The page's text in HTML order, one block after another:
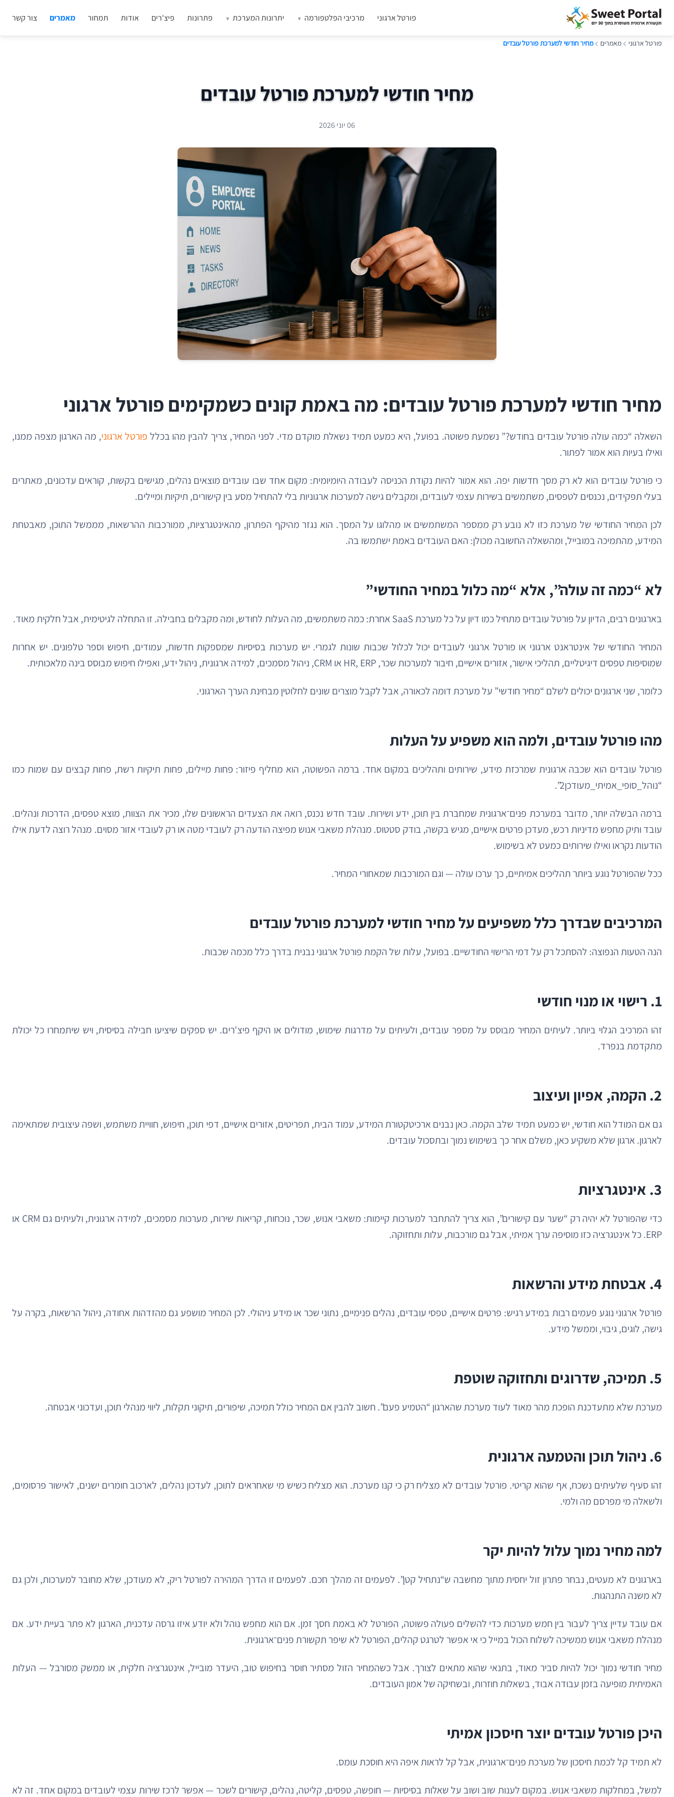
פורטל ארגוני מרכיבי הפלטפורמה יתרונות המערכת פתרונות פיצ'רים אודות תמחור מאמרים צור קשר
פורטל ארגוני מאמרים מחיר חודשי למערכת פורטל עובדים
מחיר חודשי למערכת פורטל עובדים
06 יוני 2026
מחיר חודשי למערכת פורטל עובדים: מה באמת קונים כשמקימים פורטל ארגוני
השאלה “כמה עולה פורטל עובדים בחודש?” נשמעת פשוטה. בפועל, היא כמעט תמיד נשאלת מוקדם מדי. לפני המחיר, צריך להבין מהו בכלל פורטל ארגוני, מה הארגון מצפה ממנו,
ואילו בעיות הוא אמור לפתור.
כי פורטל עובדים הוא לא רק מסך חדשות יפה. הוא אמור להיות נקודת הכניסה לעבודה היומיומית: מקום אחד שבו עובדים מוצאים נהלים, מגישים בקשות, קוראים עדכונים, מאתרים
בעלי תפקידים, נכנסים לטפסים, משתמשים בשירות עצמי לעובדים, ומקבלים גישה למערכות ארגוניות בלי להתחיל מסע בין קישורים, תיקיות ומיילים.
לכן המחיר החודשי של מערכת כזו לא נובע רק ממספר המשתמשים או מהלוגו על המסך. הוא נגזר מהיקף הפתרון, מהאינטגרציות, ממורכבות ההרשאות, מממשל התוכן, מאבטחת
המידע, מהתמיכה במובייל, ומהשאלה החשובה מכולן: האם העובדים באמת ישתמשו בה.
לא “כמה זה עולה”, אלא “מה כלול במחיר החודשי”
בארגונים רבים, הדיון על פורטל עובדים מתחיל כמו דיון על כל מערכת SaaS אחרת: כמה משתמשים, מה העלות לחודש, ומה מקבלים בחבילה. זו התחלה לגיטימית, אבל חלקית מאוד.
המחיר החודשי של אינטראנט ארגוני או פורטל ארגוני לעובדים יכול לכלול שכבות שונות לגמרי. יש מערכות בסיסיות שמספקות חדשות, עמודים, חיפוש וספר טלפונים. יש אחרות
שמוסיפות טפסים דיגיטליים, תהליכי אישור, אזורים אישיים, חיבור למערכות שכר, HR, ERP או CRM, ניהול מסמכים, למידה ארגונית, ניהול ידע, ואפילו חיפוש מבוסס בינה מלאכותית.
כלומר, שני ארגונים יכולים לשלם “מחיר חודשי” על מערכת דומה לכאורה, אבל לקבל מוצרים שונים לחלוטין מבחינת הערך הארגוני.
מהו פורטל עובדים, ולמה הוא משפיע על העלות
פורטל עובדים הוא שכבה ארגונית שמרכזת מידע, שירותים ותהליכים במקום אחד. ברמה הפשוטה, הוא מחליף פיזור: פחות מיילים, פחות תיקיות רשת, פחות קבצים עם שמות כמו
“נוהל_סופי_אמיתי_מעודכן2”.
ברמה הבשלה יותר, מדובר במערכת פנים־ארגונית שמחברת בין תוכן, ידע ושירות. עובד חדש נכנס, רואה את הצעדים הראשונים שלו, מכיר את הצוות, מוצא טפסים, הדרכות ונהלים.
עובד ותיק מחפש מדיניות רכש, מעדכן פרטים אישיים, מגיש בקשה, בודק סטטוס. מנהלת משאבי אנוש מפיצה הודעה רק לעובדי מטה או רק לעובדי אזור מסוים. מנהל רוצה לדעת אילו
הודעות נקראו ואילו שירותים כמעט לא בשימוש.
ככל שהפורטל נוגע ביותר תהליכים אמיתיים, כך ערכו עולה — וגם המורכבות שמאחורי המחיר.
המרכיבים שבדרך כלל משפיעים על מחיר חודשי למערכת פורטל עובדים
הנה הטעות הנפוצה: להסתכל רק על דמי הרישוי החודשיים. בפועל, עלות של הקמת פורטל ארגוני נבנית בדרך כלל מכמה שכבות.
1. רישוי או מנוי חודשי
זהו המרכיב הגלוי ביותר. לעיתים המחיר מבוסס על מספר עובדים, ולעיתים על מדרגות שימוש, מודולים או היקף פיצ'רים. יש ספקים שיציעו חבילה בסיסית, ויש שיתמחרו כל יכולת
מתקדמת בנפרד.
2. הקמה, אפיון ועיצוב
גם אם המודל הוא חודשי, יש כמעט תמיד שלב הקמה. כאן נבנים ארכיטקטורת המידע, עמוד הבית, תפריטים, אזורים אישיים, דפי תוכן, חיפוש, חוויית משתמש, ושפה עיצובית שמתאימה
לארגון. ארגון שלא משקיע כאן, משלם אחר כך בשימוש נמוך ובתסכול עובדים.
3. אינטגרציות
כדי שהפורטל לא יהיה רק “שער עם קישורים”, הוא צריך להתחבר למערכות קיימות: משאבי אנוש, שכר, נוכחות, קריאות שירות, מערכות מסמכים, למידה ארגונית, ולעיתים גם CRM או
ERP. כל אינטגרציה כזו מוסיפה ערך אמיתי, אבל גם מורכבות, עלות ותחזוקה.
4. אבטחת מידע והרשאות
פורטל ארגוני נוגע פעמים רבות במידע רגיש: פרטים אישיים, טפסי עובדים, נהלים פנימיים, נתוני שכר או מידע ניהולי. לכן המחיר מושפע גם מהזדהות אחודה, ניהול הרשאות, בקרה על
גישה, לוגים, גיבוי, וממשל מידע.
5. תמיכה, שדרוגים ותחזוקה שוטפת
מערכת שלא מתעדכנת הופכת מהר מאוד לעוד מערכת שהארגון “הטמיע פעם”. חשוב להבין אם המחיר כולל תמיכה, שיפורים, תיקוני תקלות, ליווי מנהלי תוכן, ועדכוני אבטחה.
6. ניהול תוכן והטמעה ארגונית
זהו סעיף שלעיתים נשכח, אף שהוא קריטי. פורטל עובדים לא מצליח רק כי קנו מערכת. הוא מצליח כשיש מי שאחראים לתוכן, לעדכון נהלים, לארכוב חומרים ישנים, לאישור פרסומים,
ולשאלה מי מפרסם מה ולמי.
למה מחיר נמוך עלול להיות יקר
בארגונים לא מעטים, נבחר פתרון זול יחסית מתוך מחשבה ש“נתחיל קטן”. לפעמים זה מהלך חכם. לפעמים זו הדרך המהירה לפורטל ריק, לא מעודכן, שלא מחובר למערכות, ולכן גם
לא משנה התנהגות.
אם עובד עדיין צריך לעבור בין חמש מערכות כדי להשלים פעולה פשוטה, הפורטל לא באמת חסך זמן. אם הוא מחפש נוהל ולא יודע איזו גרסה עדכנית, הארגון לא פתר בעיית ידע. אם
מנהלת משאבי אנוש ממשיכה לשלוח הכול במייל כי אי אפשר לטרגט קהלים, הפורטל לא שיפר תקשורת פנים־ארגונית.
מחיר חודשי נמוך יכול להיות סביר מאוד, בתנאי שהוא מתאים לצורך. אבל כשהמחיר הזול מסתיר חוסר בחיפוש טוב, היעדר מובייל, אינטגרציה חלקית, או ממשק מסורבל — העלות
האמיתית מופיעה בזמן עבודה אבוד, בשאלות חוזרות, ובשחיקה של אמון העובדים.
היכן פורטל עובדים יוצר חיסכון אמיתי
לא תמיד קל לכמת חיסכון של מערכת פנים־ארגונית, אבל קל לראות איפה היא חוסכת עומס.
למשל, במחלקות משאבי אנוש. במקום לענות שוב ושוב על שאלות בסיסיות — חופשה, טפסים, קליטה, נהלים, קישורים לשכר — אפשר לרכז שירות עצמי לעובדים במקום אחד. זה לא